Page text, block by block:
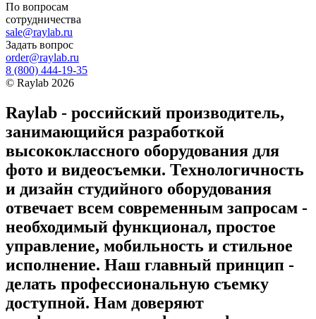
По вопросам
сотрудничества
sale@raylab.ru
Задать вопрос
order@raylab.ru
8 (800) 444-19-35
© Raylab 2026
Raylab - российский производитель,
занимающийся разработкой
высококлассного оборудования для
фото и видеосъемки. Технологичность
и дизайн студийного оборудования
отвечает всем современным запросам -
необходимый функционал, простое
управление, мобильность и стильное
исполнение. Наш главный принцип -
делать профессиональную съемку
доступной. Нам доверяют